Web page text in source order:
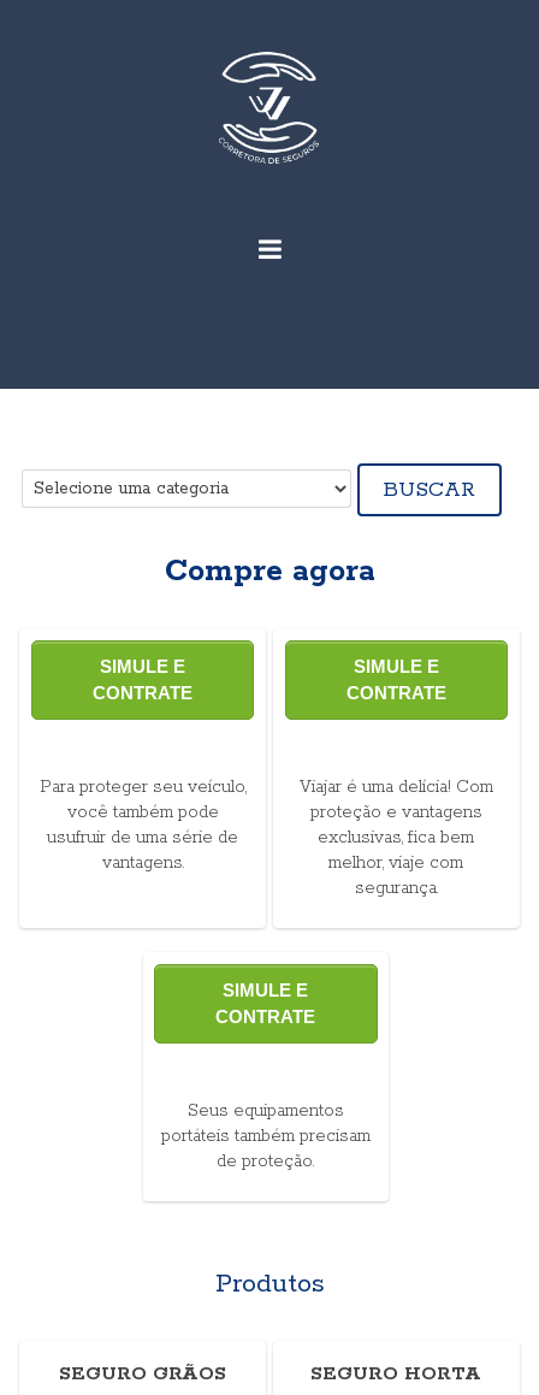
BUSCAR
Compre agora
Para proteger seu veículo,
você também pode
usufruir de uma série de
vantagens.
SIMULE E
CONTRATE
Viajar é uma delícia! Com
proteção e vantagens
exclusivas, fica bem
melhor, viaje com
segurança.
SIMULE E
CONTRATE
Seus equipamentos
portáteis também precisam
de proteção.
SIMULE E
CONTRATE
Produtos
SEGURO GRÃOS SEGURO HORTA